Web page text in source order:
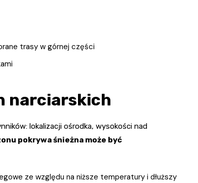
trasy w górnej części
narciarskich
lokalizacji ośrodka, wysokości nad
pokrywa śnieżna może być
ze względu na niższe temperatury i dłuższy